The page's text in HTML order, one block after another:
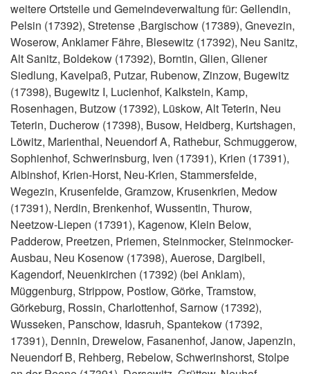
weitere Ortsteile und Gemeindeverwaltung für: Gellendin,
Pelsin (17392), Stretense ,Bargischow (17389), Gnevezin,
Woserow, Anklamer Fähre, Blesewitz (17392), Neu Sanitz,
Alt Sanitz, Boldekow (17392), Borntin, Glien, Gliener
Siedlung, Kavelpaß, Putzar, Rubenow, Zinzow, Bugewitz
(17398), Bugewitz I, Lucienhof, Kalkstein, Kamp,
Rosenhagen, Butzow (17392), Lüskow, Alt Teterin, Neu
Teterin, Ducherow (17398), Busow, Heidberg, Kurtshagen,
Löwitz, Marienthal, Neuendorf A, Rathebur, Schmuggerow,
Sophienhof, Schwerinsburg, Iven (17391), Krien (17391),
Albinshof, Krien-Horst, Neu-Krien, Stammersfelde,
Wegezin, Krusenfelde, Gramzow, Krusenkrien, Medow
(17391), Nerdin, Brenkenhof, Wussentin, Thurow,
Neetzow-Liepen (17391), Kagenow, Klein Below,
Padderow, Preetzen, Priemen, Steinmocker, Steinmocker-
Ausbau, Neu Kosenow (17398), Auerose, Dargibell,
Kagendorf, Neuenkirchen (17392) (bei Anklam),
Müggenburg, Strippow, Postlow, Görke, Tramstow,
Görkeburg, Rossin, Charlottenhof, Sarnow (17392),
Wusseken, Panschow, Idasruh, Spantekow (17392,
17391), Dennin, Drewelow, Fasanenhof, Janow, Japenzin,
Neuendorf B, Rehberg, Rebelow, Schwerinshorst, Stolpe